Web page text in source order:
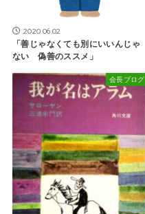
2020.06.02
「善じゃなくても別にいいんじゃ
ない 偽善のススメ」
会長ブログ